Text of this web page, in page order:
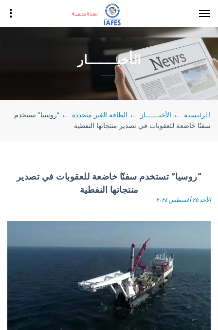
الأخبـــــــار
الرئيسية ← الأخبـــــــار ← الطاقة الغير متجددة ← “روسيا” تستخدم
سفنًا خاضعة للعقوبات في تصدير منتجاتها النفطية
“روسيا” تستخدم سفنًا خاضعة للعقوبات في تصدير
منتجاتها النفطية
الأحد ٢٥ أغسطس ٢٠٢٤